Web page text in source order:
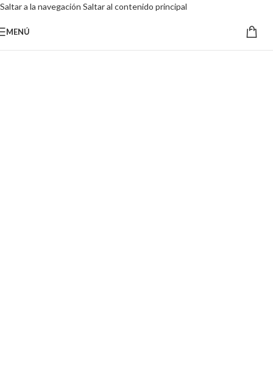
Saltar a la navegación Saltar al contenido principal
MENÚ